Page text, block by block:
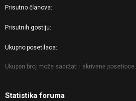
Prisutno članova
Prisutnih gostiju
Ukupno posetilaca
Ukupan broj može sadržati i skrivene posetioce.
Statistika foruma